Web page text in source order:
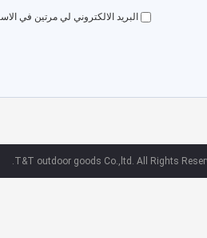
البريد الالكتروني لي مرتين في